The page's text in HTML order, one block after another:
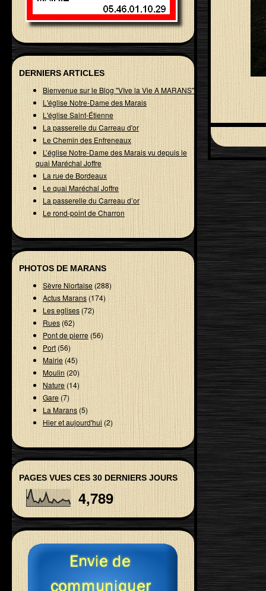
DERNIERS ARTICLES
Bienvenue sur le Blog "VIve la Vie A MARANS"
L'église Notre-Dame des Marais
L'église Saint-Étienne
La passerelle du Carreau d'or
Le Chemin des Enfreneaux
L’église Notre-Dame des Marais vu depuis le
quai Maréchal Joffre
La rue de Bordeaux
Le quai Maréchal Joffre
La passerelle du Carreau d’or
Le rond-point de Charron
PHOTOS DE MARANS
Sèvre Niortaise(288)
Actus Marans (174)
Les eglises(72)
Rues(62)
Pont de pierre(56)
Port(56)
Mairie(45)
Moulin(20)
Nature(14)
Gare (7)
La Marans(5)
Hier et aujourd'hui (2)
PAGES VUES CES 30 DERNIERS JOURS
4,789